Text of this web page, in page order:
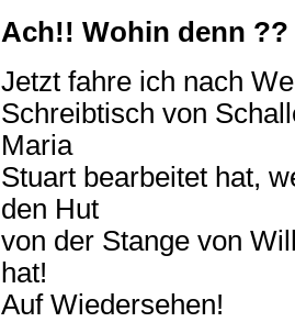
Ach!! Wohin denn ??
Jetzt fahre ich nach
Schreibtisch von
Maria
Stuart bearbeitet hat,
den Hut
von der Stange von
hat!
Auf Wiedersehen!